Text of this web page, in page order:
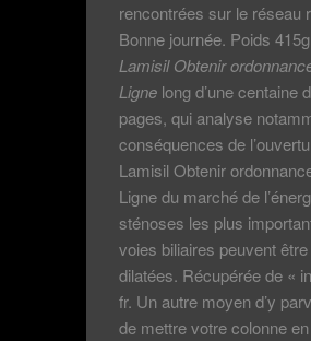
rencontrées sur le réseau
Bonne journée. Poids
Lamisil Obtenir
Ligne long d’une centaine
pages, qui analyse
conséquences de
Lamisil Obtenir
Ligne du marché de
sténoses les plus
voies biliaires peuvent être
dilatées. Récupérée de «
fr. Un autre moyen d’y
de mettre votre colonne